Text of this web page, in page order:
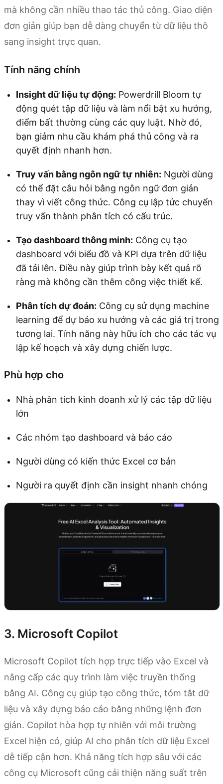
mà không cần nhiều thao tác thủ công. Giao diện
đơn giản giúp bạn dễ dàng chuyển từ dữ liệu thô
sang insight trực quan.
Tính năng chính
Insight dữ liệu tự động: Powerdrill Bloom tự
động quét tập dữ liệu và làm nổi bật xu hướng,
điểm bất thường cùng các quy luật. Nhờ đó,
bạn giảm nhu cầu khám phá thủ công và ra
quyết định nhanh hơn.
Truy vấn bằng ngôn ngữ tự nhiên: Người dùng
có thể đặt câu hỏi bằng ngôn ngữ đơn giản
thay vì viết công thức. Công cụ lập tức chuyển
truy vấn thành phân tích có cấu trúc.
Tạo dashboard thông minh: Công cụ tạo
dashboard với biểu đồ và KPI dựa trên dữ liệu
đã tải lên. Điều này giúp trình bày kết quả rõ
ràng mà không cần thêm công việc thiết kế.
Phân tích dự đoán: Công cụ sử dụng machine
learning để dự báo xu hướng và các giá trị trong
tương lai. Tính năng này hữu ích cho các tác vụ
lập kế hoạch và xây dựng chiến lược.
Phù hợp cho
Nhà phân tích kinh doanh xử lý các tập dữ liệu
lớn
Các nhóm tạo dashboard và báo cáo
Người dùng có kiến thức Excel cơ bản
Người ra quyết định cần insight nhanh chóng
3. Microsoft Copilot
Microsoft Copilot tích hợp trực tiếp vào Excel và
nâng cấp các quy trình làm việc truyền thống
bằng AI. Công cụ giúp tạo công thức, tóm tắt dữ
liệu và xây dựng báo cáo bằng những lệnh đơn
giản. Copilot hòa hợp tự nhiên với môi trường
Excel hiện có, giúp AI cho phân tích dữ liệu Excel
dễ tiếp cận hơn. Khả năng tích hợp sâu với các
công cụ Microsoft cũng cải thiện năng suất trên